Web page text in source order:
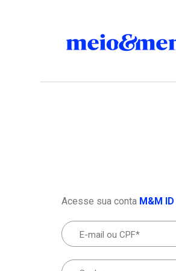
Acesse sua conta M&M ID